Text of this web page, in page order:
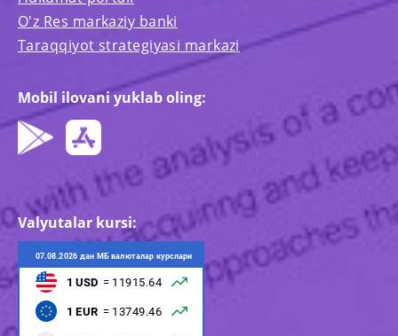
O'z Res markaziy banki
Taraqqiyot strategiyasi markazi
Mobil ilovani yuklab oling:
Valyutalar kursi: